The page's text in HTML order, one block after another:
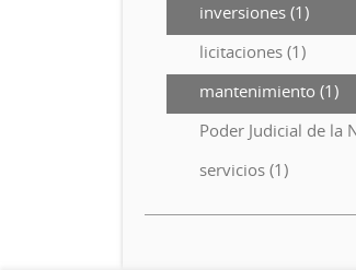
inversiones (1)
licitaciones (1)
mantenimiento (1)
Poder Judicial de la
servicios (1)